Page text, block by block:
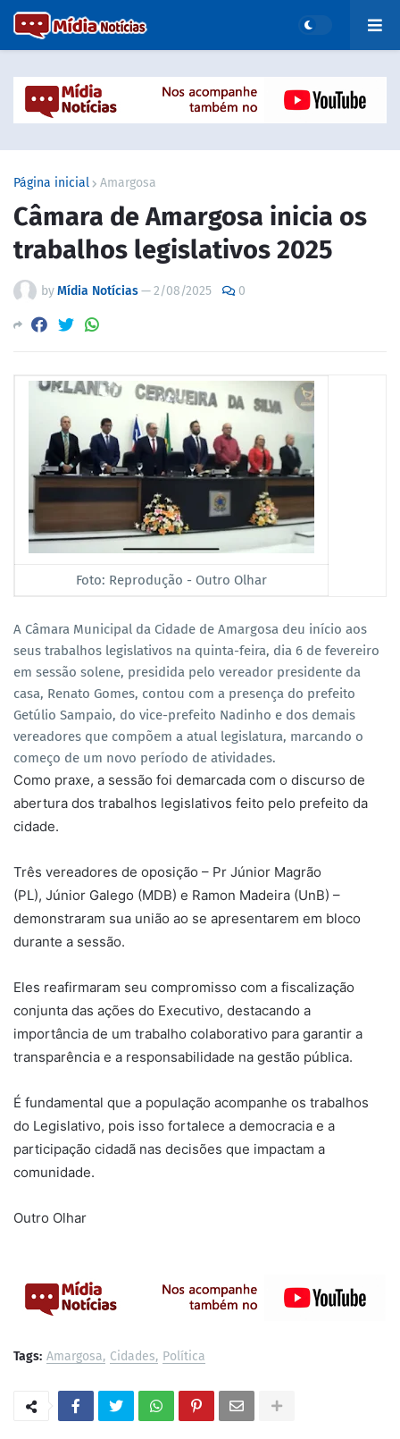
Página inicial Amargosa
Câmara de Amargosa inicia os
trabalhos legislativos 2025
byMídia Notícias—2/08/2025 0
Foto: Reprodução - Outro Olhar
A Câmara Municipal da Cidade de Amargosa deu início aos
seus trabalhos legislativos na quinta-feira, dia 6 de fevereiro
em sessão solene, presidida pelo vereador presidente da
casa, Renato Gomes, contou com a presença do prefeito
Getúlio Sampaio, do vice-prefeito Nadinho e dos demais
vereadores que compõem a atual legislatura, marcando o
começo de um novo período de atividades.
Como praxe, a sessão foi demarcada com o discurso de
abertura dos trabalhos legislativos feito pelo prefeito da
cidade.
Três vereadores de oposição – Pr Júnior Magrão
(PL), Júnior Galego (MDB) e Ramon Madeira (UnB) –
demonstraram sua união ao se apresentarem em bloco
durante a sessão.
Eles reafirmaram seu compromisso com a fiscalização
conjunta das ações do Executivo, destacando a
importância de um trabalho colaborativo para garantir a
transparência e a responsabilidade na gestão pública.
É fundamental que a população acompanhe os trabalhos
do Legislativo, pois isso fortalece a democracia e a
participação cidadã nas decisões que impactam a
comunidade.
Outro Olhar
Tags: Amargosa Cidades Política